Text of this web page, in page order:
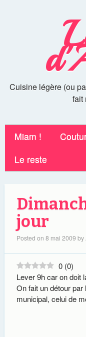
Cuisine légère (ou
fait
Miam !
Le reste
jour
Posted on 8 mai 2009 by
0 (0)
Lever 9h car on doit
On fait un détour
municipal, celui de